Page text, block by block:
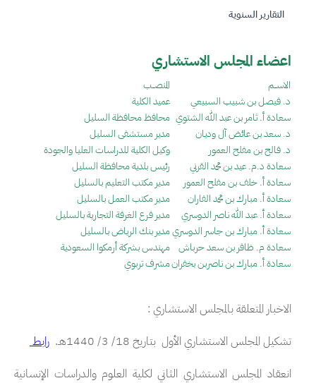
التقارير السنوية
اعضاء المجلس الاستشاري
الاســـم
المنصـــب
د. فيصل بن شبيب السبيعي
عميد الكلية
سعادة أ. ثامر بن عبد الله الشتوي محافظ محافظة السليل
د. سعد بن عائض آل وديان
مدير مستشفى السليل
د. فالح بن مفلح العمور
وكيل الكلية للدراسات العليا والجودة
سعادة د.م. عيد بن محمد القرني
رئيس بلدية محافظة السليل
سعادة أ. خلف بن مفلح العمور
مدير مكتب التعليم بالسليل
سعادة أ. مبارك بن محمد الفاران
مدير مكتب العمل بالسليل
سعادة أ. عبد الله ناصر الدوسري
مدير فرع الغرفة التجارية بالسليل
سعادة أ. مبارك بن جاسر الدوسريمدير بنك الرياض بالسليل
سعادة م. ظافر بن سعد حرباش مهندس بشركة أرمكوا السعودية
سعادة أ. مبارك بن ناصربن بخفرانمشرف تربوي
الاخبار المتعلقة بالمجلس الاستشاري :
تشكيل المجلس الاستشاري الأول بتاريخ 18/ 3/ 1440هـ.
رابط
انعقاد المجلس الاستشاري الثاني لكلية العلوم والدراسات الإنسانية